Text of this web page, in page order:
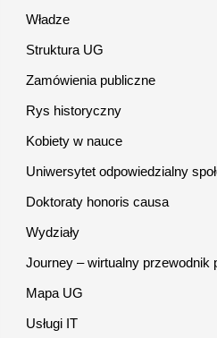
Władze
Struktura UG
Zamówienia publiczne
Rys historyczny
Kobiety w nauce
Uniwersytet odpowiedzialny
Doktoraty honoris causa
Wydziały
Journey – wirtualny przewodnik
Mapa UG
Usługi IT